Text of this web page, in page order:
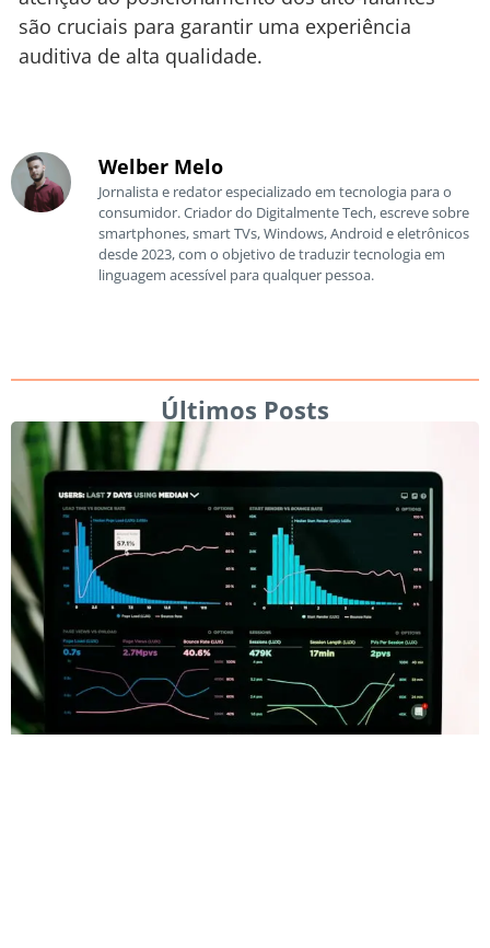
são cruciais para garantir uma experiência
auditiva de alta qualidade.
Welber Melo
Jornalista e redator especializado em tecnologia para o
consumidor. Criador do Digitalmente Tech, escreve sobre
smartphones, smart TVs, Windows, Android e eletrônicos
desde 2023, com o objetivo de traduzir tecnologia em
linguagem acessível para qualquer pessoa.
Últimos Posts